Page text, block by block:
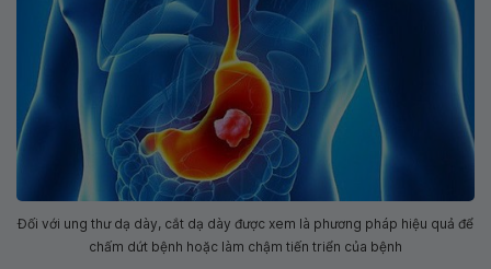
Đối với ung thư dạ dày, cắt dạ dày được xem là phương pháp hiệu quả để
chấm dứt bệnh hoặc làm chậm tiến triển của bệnh